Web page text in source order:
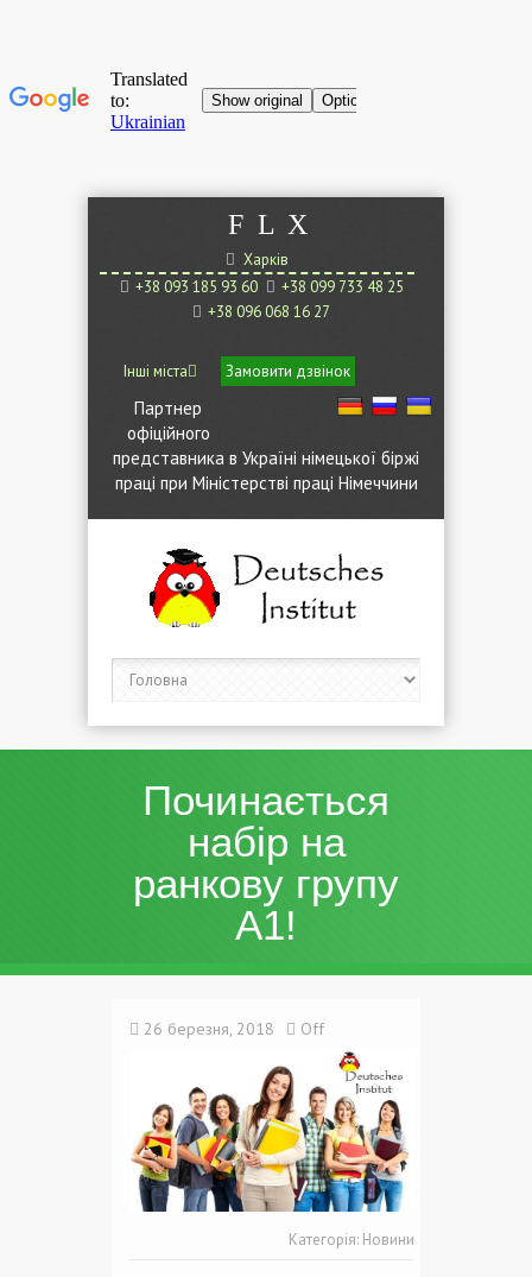
F L X
Харків
+38 093 185 93 60
+38 099 733 48 25
+38 096 068 16 27
Інші міста Замовити дзвінок
Партнер
офіційного
представника в Україні німецької біржі
праці при Міністерстві праці Німеччини
Починається
набір на
ранкову групу
А1!
26 березня, 2018 Off
Категорія: Новини